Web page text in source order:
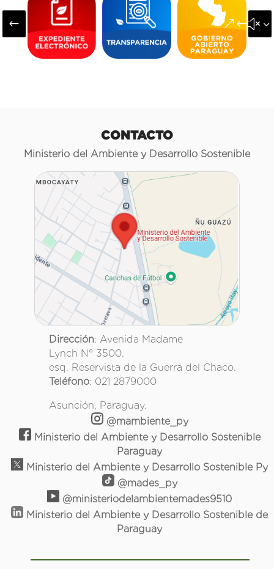
#
CONTACTO
Ministerio del Ambiente y Desarrollo Sostenible
Dirección: Avenida Madame
Lynch N° 3500.
esq. Reservista de la Guerra del Chaco.
Teléfono: 021 2879000
Asunción, Paraguay.
@mambiente_py
Ministerio del Ambiente y Desarrollo Sostenible
Paraguay
Ministerio del Ambiente y Desarrollo Sostenible Py
@mades_py
@ministeriodelambientemades9510
Ministerio del Ambiente y Desarrollo Sostenible de
Paraguay